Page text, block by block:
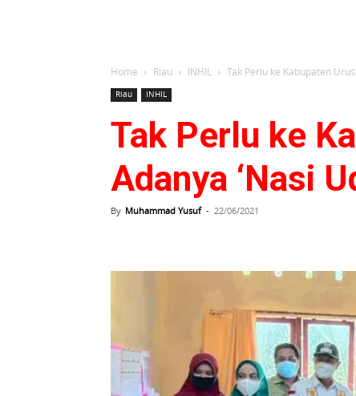
Home Riau INHIL Tak Perlu ke Kabupaten
Riau INHIL
Tak Perlu ke
Adanya ‘Nasi
By Muhammad Yusuf - 22/06/2021